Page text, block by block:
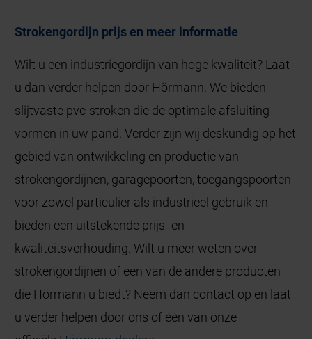
Strokengordijn prijs en meer informatie
Wilt u een industriegordijn van hoge kwaliteit? Laat
u dan verder helpen door Hörmann. We bieden
slijtvaste pvc-stroken die de optimale afsluiting
vormen in uw pand. Verder zijn wij deskundig op het
gebied van ontwikkeling en productie van
strokengordijnen, garagepoorten, toegangspoorten
voor zowel particulier als industrieel gebruik en
bieden een uitstekende prijs- en
kwaliteitsverhouding. Wilt u meer weten over
strokengordijnen of een van de andere producten
die Hörmann u biedt? Neem dan contact op en laat
u verder helpen door ons of één van onze